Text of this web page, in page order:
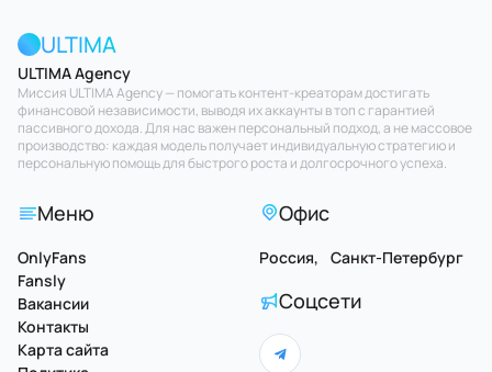
ULTIMA
ULTIMA Agency
Миссия ULTIMA Agency — помогать контент-креаторам достигать
финансовой независимости, выводя их аккаунты в топ с гарантией
пассивного дохода. Для нас важен персональный подход, а не массовое
производство: каждая модель получает индивидуальную стратегию и
персональную помощь для быстрого роста и долгосрочного успеха.
Меню
OnlyFans
Fansly
Вакансии
Контакты
Карта сайта
Офис
Россия, Санкт-Петербург
Соцсети